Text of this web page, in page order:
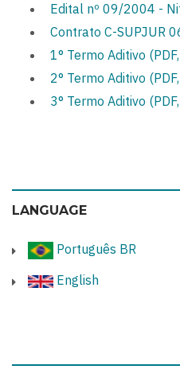
Edital nº 09/2004 -
Contrato C-SUPJUR
1° Termo Aditivo
2° Termo Aditivo
3° Termo Aditivo
LANGUAGE
Português BR
English